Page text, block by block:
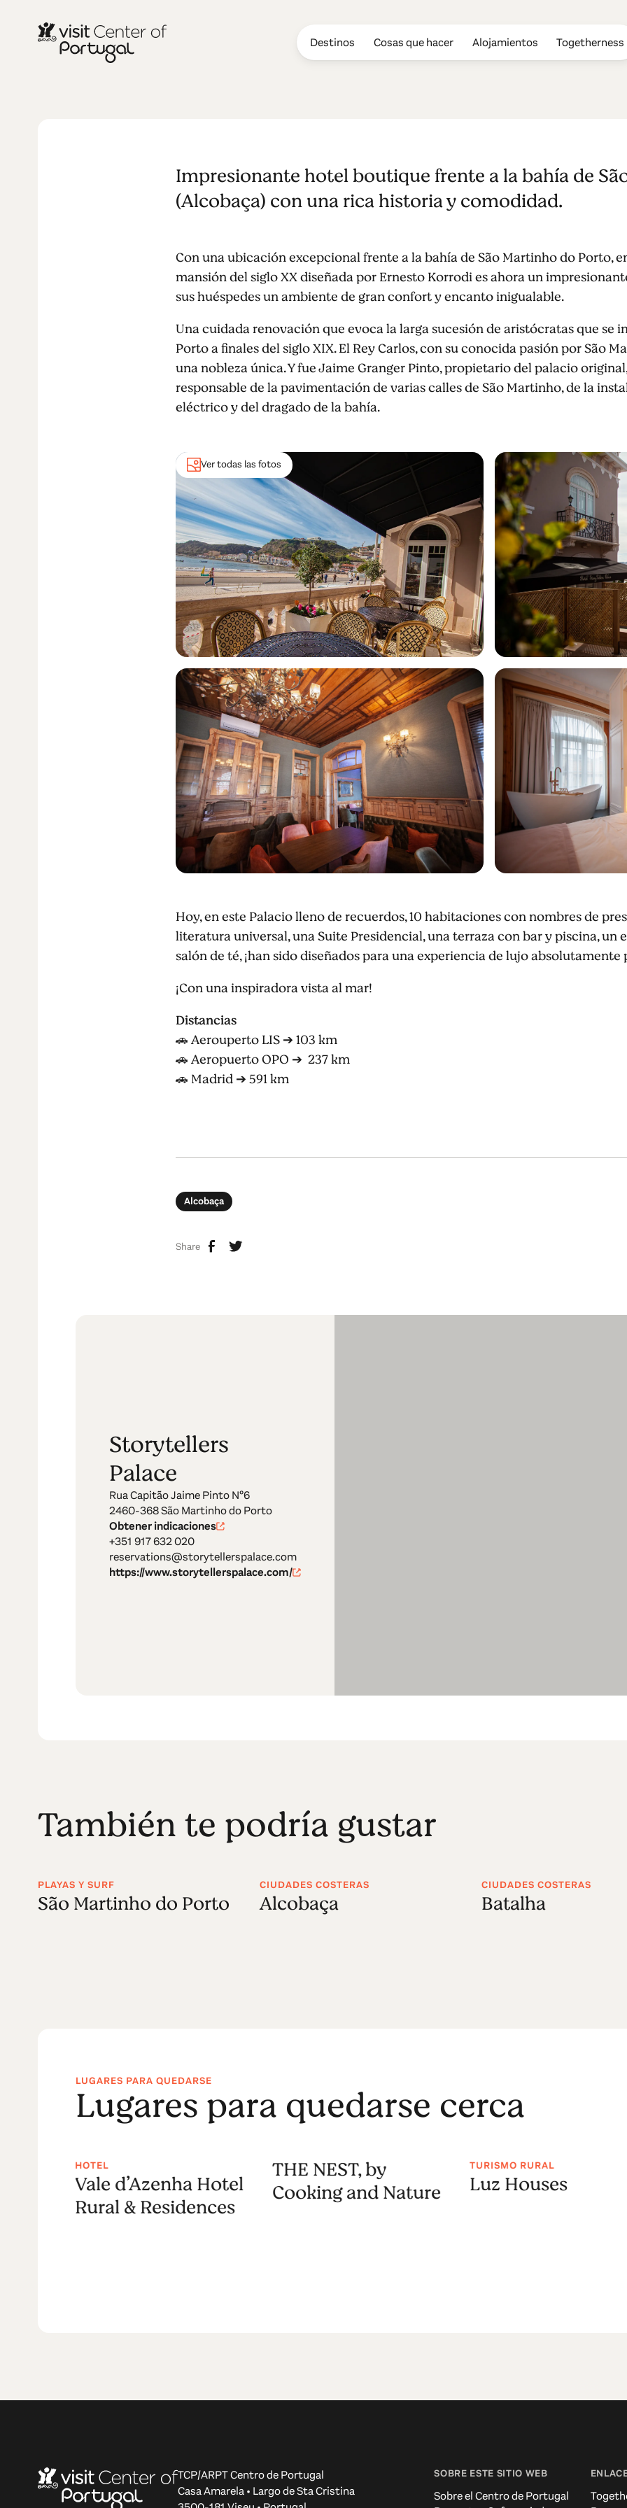
Destinos Cosas que hacer Alojamientos Togetherness
Storytellers Palace
Impresionante hotel boutique frente a la bahía de
(Alcobaça) con una rica historia y comodidad.
Con una ubicación excepcional frente a la bahía de São Martinho do Porto,
mansión del siglo XX diseñada por Ernesto Korrodi es ahora un
sus huéspedes un ambiente de gran confort y encanto inigualable.
Una cuidada renovación que evoca la larga sucesión de aristócratas que se
Porto a finales del siglo XIX. El Rey Carlos, con su conocida pasión por São
una nobleza única. Y fue Jaime Granger Pinto, propietario del palacio
responsable de la pavimentación de varias calles de São Martinho, de la
eléctrico y del dragado de la bahía.
Ver todas las fotos
Hoy, en este Palacio lleno de recuerdos, 10 habitaciones con nombres de
literatura universal, una Suite Presidencial, una terraza con bar y piscina, un
salón de té, ¡han sido diseñados para una experiencia de lujo absolutamente
¡Con una inspiradora vista al mar!
Distancias
🚗AeroupertoLIS ➔ 103 km
🚗Aeropuerto OPO ➔ 237 km
🚗 Madrid ➔ 591 km
Alcobaça
Share
Storytellers
Palace
Rua Capitão Jaime Pinto Nº6
2460-368 São Martinho do Porto
Obtener indicaciones
+351 917 632 020
reservations@storytellerspalace.com
https://www.storytellerspalace.com/
También te podría gustar
PLAYAS Y SURF
São Martinho do Porto
CIUDADES COSTERAS
Alcobaça
CIUDADES COSTERAS
Batalha
LUGARES PARA QUEDARSE
Lugares para quedarse cerca
HOTEL
Vale d’Azenha Hotel
Rural & Residences
THE NEST, by
Cooking and Nature
TURISMO RURAL
Luz Houses
TCP/ARPT Centro de Portugal
Casa Amarela • Largo de Sta Cristina
SOBRE ESTE SITIO WEB
Sobre el Centro de Portugal